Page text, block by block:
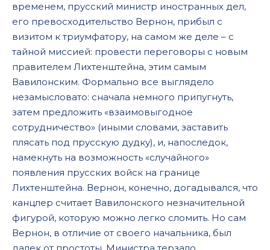
временем, прусский министр иностранных дел,
его превосходительство Вернон, прибыл с
визитом к триумфатору, на самом же деле – с
тайной миссией: провести переговоры с новым
правителем Лихтенштейна, этим самым
Вавилонским. Формально все выглядело
незамысловато: сначала немного припугнуть,
затем предложить «взаимовыгодное
сотрудничество» (иными словами, заставить
плясать под прусскую дудку), и, напоследок,
намекнуть на возможность «случайного»
появления прусских войск на границе
Лихтенштейна. Вернон, конечно, догадывался, что
канцлер считает Вавилонского незначительной
фигурой, которую можно легко сломить. Но сам
Вернон, в отличие от своего начальника, был